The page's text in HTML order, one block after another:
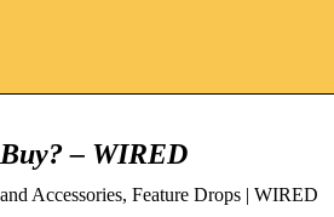
– WIRED
Accessories, Feature Drops | WIRED